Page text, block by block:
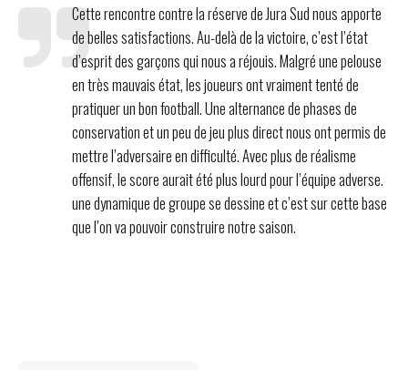
Cette rencontre contre la réserve de Jura Sud nous apporte
de belles satisfactions. Au-delà de la victoire, c’est l’état
d’esprit des garçons qui nous a réjouis. Malgré une pelouse
en très mauvais état, les joueurs ont vraiment tenté de
pratiquer un bon football. Une alternance de phases de
conservation et un peu de jeu plus direct nous ont permis de
mettre l’adversaire en difficulté. Avec plus de réalisme
offensif, le score aurait été plus lourd pour l’équipe adverse.
une dynamique de groupe se dessine et c’est sur cette base
que l’on va pouvoir construire notre saison.